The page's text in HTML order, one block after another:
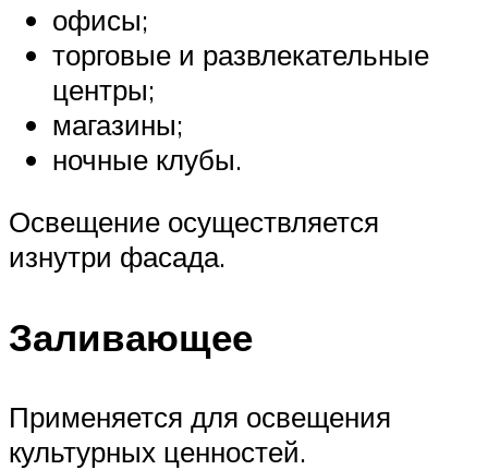
офисы;
торговые и развлекательные
центры;
магазины;
ночные клубы.
Освещение осуществляется
изнутри фасада.
Заливающее
Применяется для освещения
культурных ценностей.